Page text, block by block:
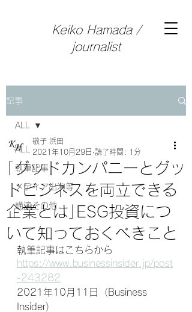
Keiko Hamada /
journalist
記事
ALL
執筆記事
メディア出演等
講演その他
ALL
｢グッドカンパニーとグッ
ドビジネスを両立できる
企業とは｣ESG投資につ
いて知っておくべきこと
敬子 浜田
2021年10月29日 読了時間: 1分
執筆記事はこちらから
https://www.businessinsider.jp/post
-243282
2021年10月11日（Business
Insider）